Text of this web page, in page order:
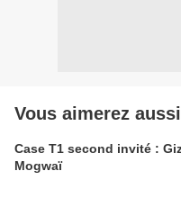
Vous aimerez aussi
Case T1 second invité : Gizmo le
Mogwaï